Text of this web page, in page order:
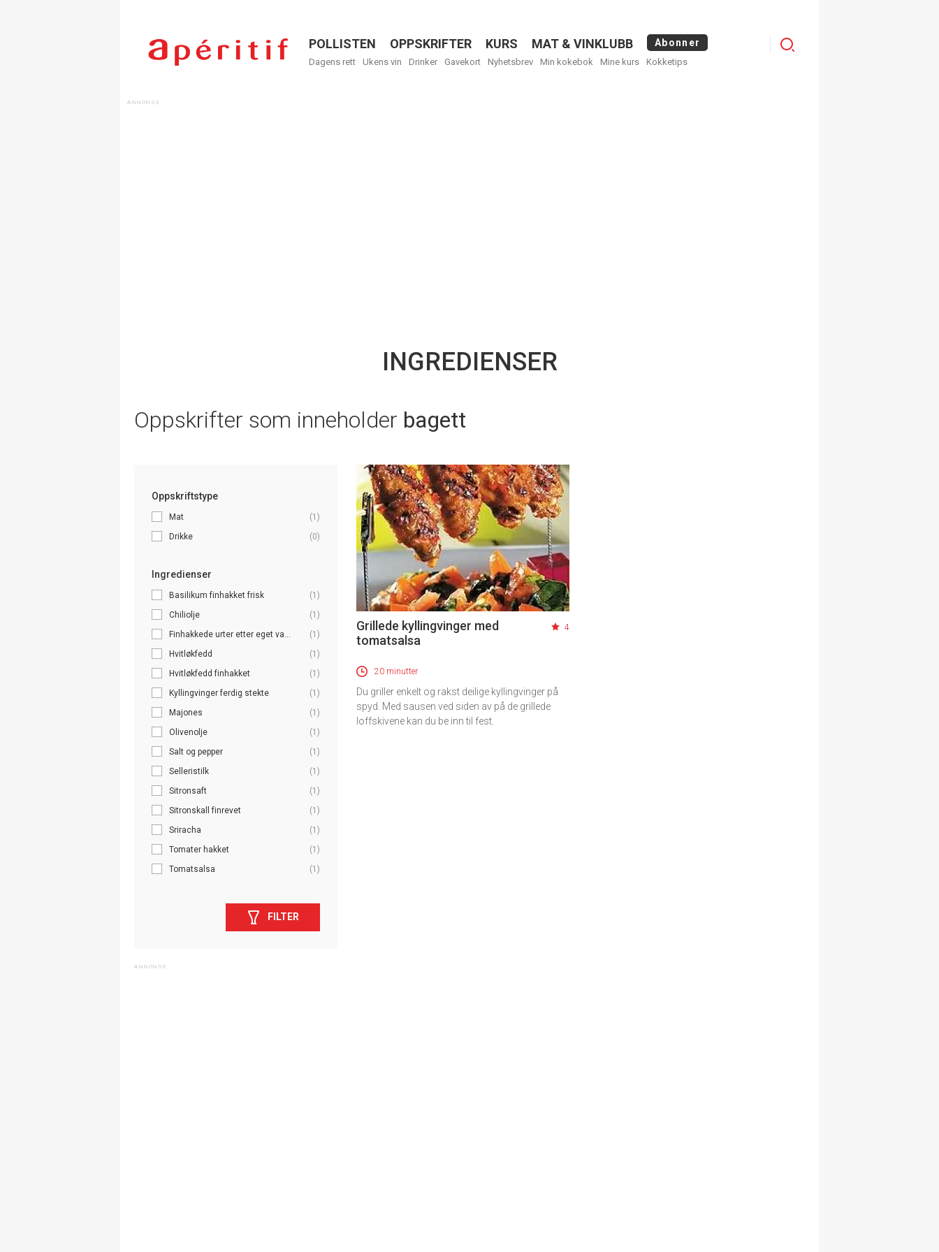
Menu
POLLISTEN OPPSKRIFTER KURS MAT & VINKLUBB Abonner
Dagens rett Ukens vin Drinker Gavekort Nyhetsbrev Min kokebok Mine kurs Kokketips
Logg
INGREDIENSER
Oppskrifter som inneholder bagett
Oppskriftstype
Mat
(1)
Drikke
(0)
Ingredienser
Basilikum finhakket frisk
(1)
Chiliolje
(1)
Finhakkede urter etter eget va...
(1)
Hvitløkfedd
(1)
Hvitløkfedd finhakket
(1)
Kyllingvinger ferdig stekte
(1)
Majones
(1)
Olivenolje
(1)
Salt og pepper
(1)
Selleristilk
(1)
Sitronsaft
(1)
Sitronskall finrevet
(1)
Sriracha
(1)
Tomater hakket
(1)
Tomatsalsa
(1)
FILTER
Grillede kyllingvinger med
tomatsalsa
4
20 minutter
Du griller enkelt og rakst deilige kyllingvinger på
spyd. Med sausen ved siden av på de grillede
loffskivene kan du be inn til fest.